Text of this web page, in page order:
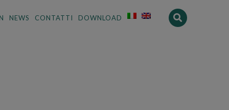
NEWS CONTATTI DOWNLOAD